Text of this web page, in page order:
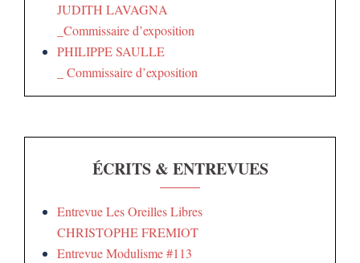
JUDITH LAVAGNA
_Commissaire d’exposition
PHILIPPE SAULLE
_ Commissaire d’exposition
ÉCRITS & ENTREVUES
Entrevue Les Oreilles Libres
CHRISTOPHE FREMIOT
Entrevue Modulisme #113